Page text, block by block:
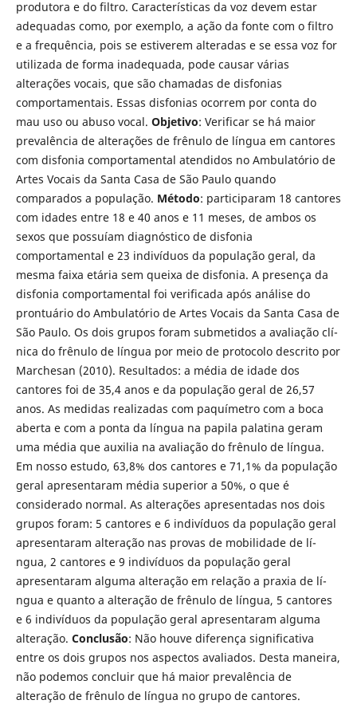
produtora e do filtro. Caracterí­sticas da voz devem estar
adequadas como, por exemplo, a ação da fonte com o filtro
e a frequência, pois se estiverem alteradas e se essa voz for
utilizada de forma inadequada, pode causar várias
alterações vocais, que são chamadas de disfonias
comportamentais. Essas disfonias ocorrem por conta do
mau uso ou abuso vocal. Objetivo: Verificar se há maior
prevalência de alterações de frênulo de lí­ngua em cantores
com disfonia comportamental atendidos no Ambulatório de
Artes Vocais da Santa Casa de São Paulo quando
comparados a população. Método: participaram 18 cantores
com idades entre 18 e 40 anos e 11 meses, de ambos os
sexos que possuí­am diagnóstico de disfonia
comportamental e 23 indiví­duos da população geral, da
mesma faixa etária sem queixa de disfonia. A presença da
disfonia comportamental foi verificada após análise do
prontuário do Ambulatório de Artes Vocais da Santa Casa de
São Paulo. Os dois grupos foram submetidos a avaliação clí­
nica do frênulo de lí­ngua por meio de protocolo descrito por
Marchesan (2010). Resultados: a média de idade dos
cantores foi de 35,4 anos e da população geral de 26,57
anos. As medidas realizadas com paquí­metro com a boca
aberta e com a ponta da lí­ngua na papila palatina geram
uma média que auxilia na avaliação do frênulo de lí­ngua.
Em nosso estudo, 63,8% dos cantores e 71,1% da população
geral apresentaram média superior a 50%, o que é
considerado normal. As alterações apresentadas nos dois
grupos foram: 5 cantores e 6 indiví­duos da população geral
apresentaram alteração nas provas de mobilidade de lí­
ngua, 2 cantores e 9 indiví­duos da população geral
apresentaram alguma alteração em relação a praxia de lí­
ngua e quanto a alteração de frênulo de lí­ngua, 5 cantores
e 6 indiví­duos da população geral apresentaram alguma
alteração. Conclusão: Não houve diferença significativa
entre os dois grupos nos aspectos avaliados. Desta maneira,
não podemos concluir que há maior prevalência de
alteração de frênulo de lí­ngua no grupo de cantores.